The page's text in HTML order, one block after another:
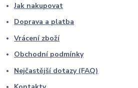
Jak nakupovat
Doprava a platba
Vrácení zboží
Obchodní podmínky
Nejčastější dotazy (FAQ)